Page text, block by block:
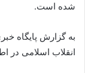
شده است.
به گزارش پایگاه
انقلاب اسلامی در